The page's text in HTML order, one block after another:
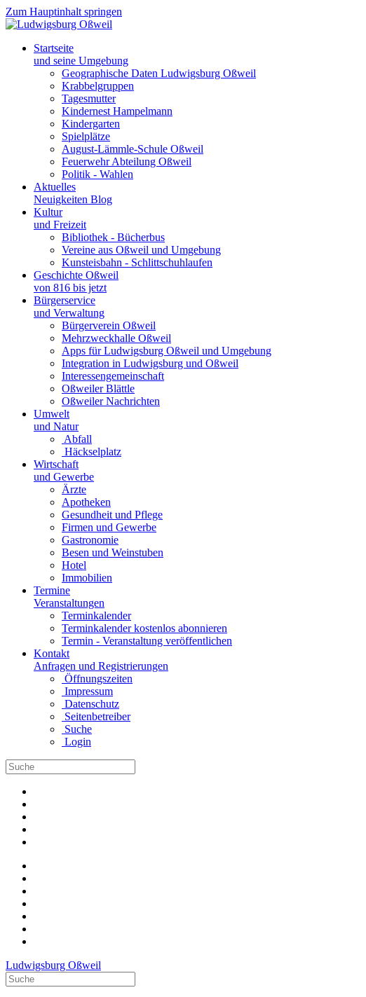
Zum Hauptinhalt springen
Startseite
und seine Umgebung
Geographische Daten Ludwigsburg Oßweil
Krabbelgruppen
Tagesmutter
Kindernest Hampelmann
Kindergarten
Spielplätze
August-Lämmle-Schule Oßweil
Feuerwehr Abteilung Oßweil
Politik - Wahlen
Aktuelles
Neuigkeiten Blog
Kultur
und Freizeit
Bibliothek - Bücherbus
Vereine aus Oßweil und Umgebung
Kunsteisbahn - Schlittschuhlaufen
Geschichte Oßweil
von 816 bis jetzt
Bürgerservice
und Verwaltung
Bürgerverein Oßweil
Mehrzweckhalle Oßweil
Apps für Ludwigsburg Oßweil und Umgebung
Integration in Ludwigsburg und Oßweil
Interessengemeinschaft
Oßweiler Blättle
Oßweiler Nachrichten
Umwelt
und Natur
Abfall
Häckselplatz
Wirtschaft
und Gewerbe
Ärzte
Apotheken
Gesundheit und Pflege
Firmen und Gewerbe
Gastronomie
Besen und Weinstuben
Hotel
Immobilien
Termine
Veranstaltungen
Terminkalender
Terminkalender kostenlos abonnieren
Termin - Veranstaltung veröffentlichen
Kontakt
Anfragen und Registrierungen
Öffnungszeiten
Impressum
Datenschutz
Seitenbetreiber
Suche
Login
Ludwigsburg Oßweil